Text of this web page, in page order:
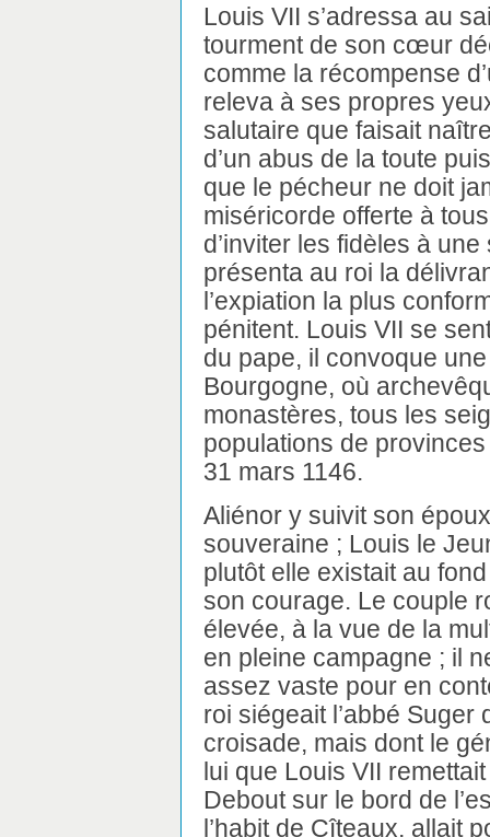
Louis VII s’adressa au
tourment de son cœur
comme la récompense
releva à ses propres
salutaire que faisait
d’un abus de la toute
que le pécheur ne doit
miséricorde offerte à
d’inviter les fidèles à
présenta au roi la
l’expiation la plus
pénitent. Louis VII se
du pape, il convoque
Bourgogne, où
monastères, tous les
populations de
31 mars 1146.
Aliénor y suivit son
souveraine ; Louis le
plutôt elle existait au
son courage. Le couple
élevée, à la vue de la
en pleine campagne ; il
assez vaste pour en
roi siégeait l’abbé
croisade, mais dont le
lui que Louis VII
Debout sur le bord de
l’habit de Cîteaux, allait